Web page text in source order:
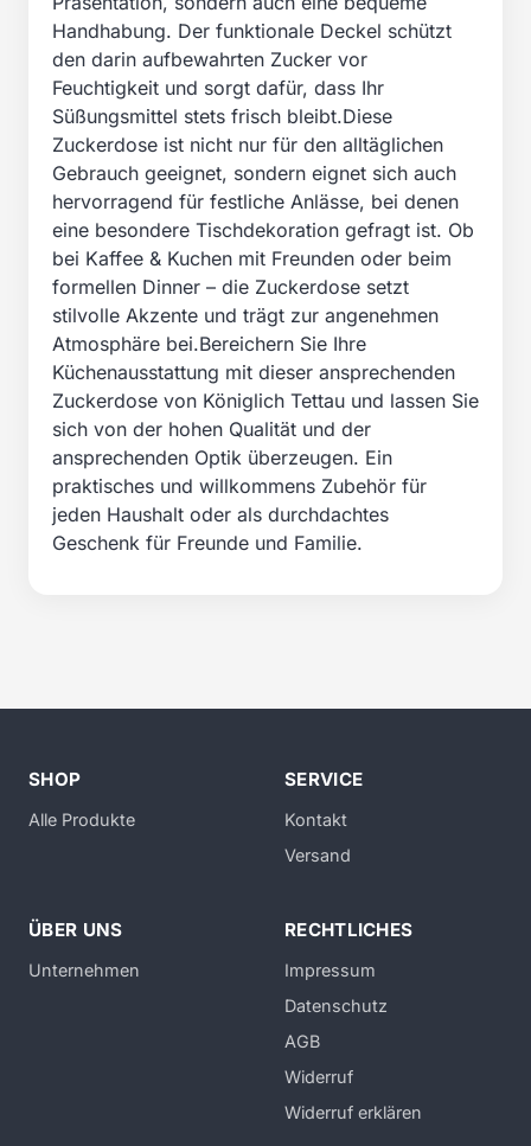
Handhabung. Der funktionale Deckel schützt
den darin aufbewahrten Zucker vor
Feuchtigkeit und sorgt dafür, dass Ihr
Süßungsmittel stets frisch bleibt.Diese
Zuckerdose ist nicht nur für den alltäglichen
Gebrauch geeignet, sondern eignet sich auch
hervorragend für festliche Anlässe, bei denen
eine besondere Tischdekoration gefragt ist. Ob
bei Kaffee & Kuchen mit Freunden oder beim
formellen Dinner – die Zuckerdose setzt
stilvolle Akzente und trägt zur angenehmen
Atmosphäre bei.Bereichern Sie Ihre
Küchenausstattung mit dieser ansprechenden
Zuckerdose von Königlich Tettau und lassen Sie
sich von der hohen Qualität und der
ansprechenden Optik überzeugen. Ein
praktisches und willkommens Zubehör für
jeden Haushalt oder als durchdachtes
Geschenk für Freunde und Familie.
SHOP
Alle Produkte
SERVICE
Kontakt
Versand
ÜBER UNS
Unternehmen
RECHTLICHES
Impressum
Datenschutz
AGB
Widerruf
Widerruf erklären